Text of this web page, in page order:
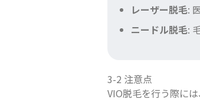
レーザー脱毛:
ニードル脱毛:
3-2 注意点
VIO脱毛を行う際に